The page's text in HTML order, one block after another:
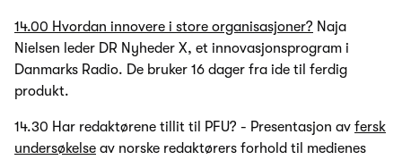
14.00 Hvordan innovere i store organisasjoner? Naja
Nielsen leder DR Nyheder X, et innovasjonsprogram i
Danmarks Radio. De bruker 16 dager fra ide til ferdig
produkt.
14.30 Har redaktørene tillit til PFU? - Presentasjon av fersk
undersøkelse av norske redaktørers forhold til medienes